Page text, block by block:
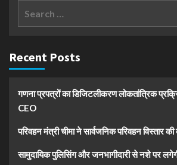
Recent Posts
गणना प्रपत्रों का डिजिटलीकरण लोकतांत्रिक
CEO
परिवहन मंत्री चीमा ने सार्वजनिक परिवहन विस्तार की
सामुदायिक पुलिसिंग और जनभागीदारी से नशे पर